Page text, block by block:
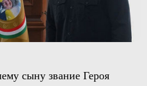
сыну звание Героя